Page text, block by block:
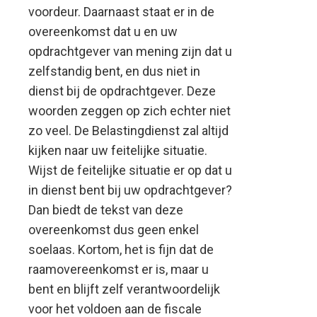
voordeur. Daarnaast staat er in de
overeenkomst dat u en uw
opdrachtgever van mening zijn dat u
zelfstandig bent, en dus niet in
dienst bij de opdrachtgever. Deze
woorden zeggen op zich echter niet
zo veel. De Belastingdienst zal altijd
kijken naar uw feitelijke situatie.
Wijst de feitelijke situatie er op dat u
in dienst bent bij uw opdrachtgever?
Dan biedt de tekst van deze
overeenkomst dus geen enkel
soelaas. Kortom, het is fijn dat de
raamovereenkomst er is, maar u
bent en blijft zelf verantwoordelijk
voor het voldoen aan de fiscale